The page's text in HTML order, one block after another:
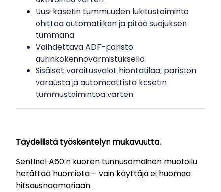
Uusi kasetin tummuuden lukitustoiminto
ohittaa automatiikan ja pitää suojuksen
tummana
Vaihdettava ADF-paristo
aurinkokennovarmistuksella
Sisäiset varoitusvalot hiontatilaa, pariston
varausta ja automaattista kasetin
tummustoimintoa varten
Täydellistä työskentelyn mukavuutta.
Sentinel A60:n kuoren tunnusomainen muotoilu
herättää huomiota – vain käyttäjä ei huomaa
hitsausnaamariaan.